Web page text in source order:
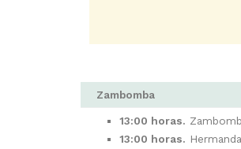
Zambomba
13:00 horas.
13:00 horas.